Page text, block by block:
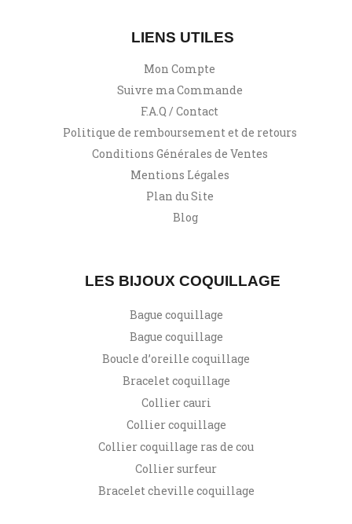
LIENS UTILES
Mon Compte
Suivre ma Commande
F.A.Q / Contact
Politique de remboursement et de retours
Conditions Générales de Ventes
Mentions Légales
Plan du Site
Blog
LES BIJOUX COQUILLAGE
Bague coquillage
Bague coquillage
Boucle d’oreille coquillage
Bracelet coquillage
Collier cauri
Collier coquillage
Collier coquillage ras de cou
Collier surfeur
Bracelet cheville coquillage